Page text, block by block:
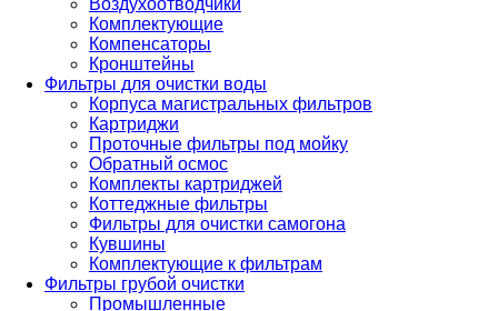
Комплектующие
Компенсаторы
Кронштейны
Фильтры для очистки воды
Корпуса магистральных фильтров
Картриджи
Проточные фильтры под мойку
Обратный осмос
Комплекты картриджей
Коттеджные фильтры
Фильтры для очистки самогона
Кувшины
Комплектующие к фильтрам
Фильтры грубой очистки
Промышленные